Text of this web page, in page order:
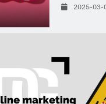
2025-03-